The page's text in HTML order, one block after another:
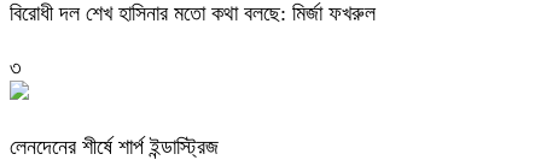
বিরোধী দল শেখ হাসিনার মতো কথা বলছে: মির্জা ফখরুল
৩
লেনদেনের শীর্ষে শার্প ইন্ডাস্ট্রিজ